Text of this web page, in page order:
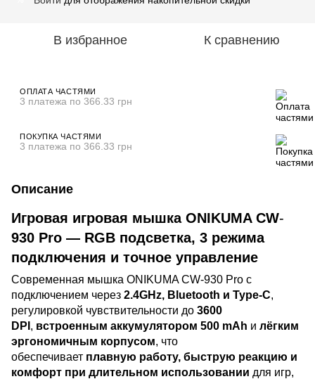
В избранное К сравнению
ОПЛАТА ЧАСТЯМИ
3 платежа по 366.33 грн
ПОКУПКА ЧАСТЯМИ
3 платежа по 366.33 грн
Описание
Игровая игровая мышка ONIKUMA CW-
930 Pro — RGB подсветка, 3 режима
подключения и точное управление
Современная мышка ONIKUMA CW-930 Pro с
подключением через 2.4GHz, Bluetooth и Type-C,
регулировкой чувствительности до 3600
DPI , встроенным аккумулятором 500 mAh и лёгким
эргономичным корпусом, что
обеспечивает плавную работу, быструю реакцию и
комфорт при длительном использовании для игр,